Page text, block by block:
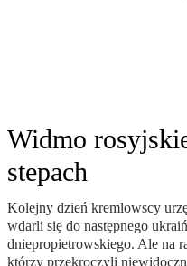
Widmo
stepach
Kolejny dzień kremlowscy
wdarli się do następnego
dniepropietrowskiego. Ale na
którzy przekroczyli